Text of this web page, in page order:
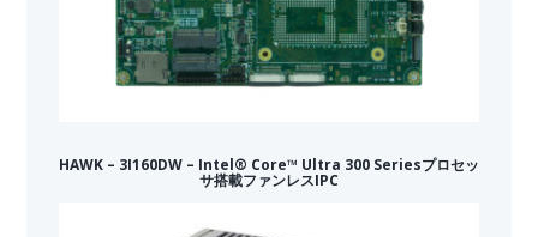
HAWK – 3I160DW – Intel® Core™ Ultra 300 Seriesプロセッ
サ搭載ファンレスIPC